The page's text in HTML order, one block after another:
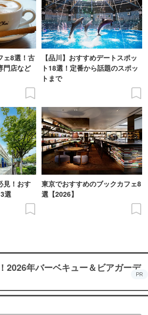
ェ8選！古
門店など
【品川】おすすめデートスポッ
ト18選！定番から話題のスポッ
トまで
見！おす
選
東京でおすすめのブックカフェ8
選【2026】
2026年バーベキュー＆ビアガーデ
PR